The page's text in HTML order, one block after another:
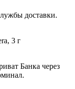
доставки.
Банка через